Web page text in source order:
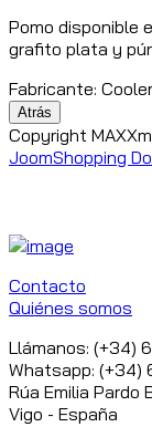
Pomo disponible
grafito plata y
Fabricante:
Copyright
JoomShopping
Contacto
Quiénes somos
Llámanos: (+34)
Whatsapp: (+34)
Rúa Emilia Pardo
Vigo - España